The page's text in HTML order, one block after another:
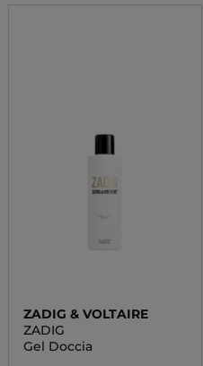
ZADIG & VOLTAIRE
ZADIG
Gel Doccia